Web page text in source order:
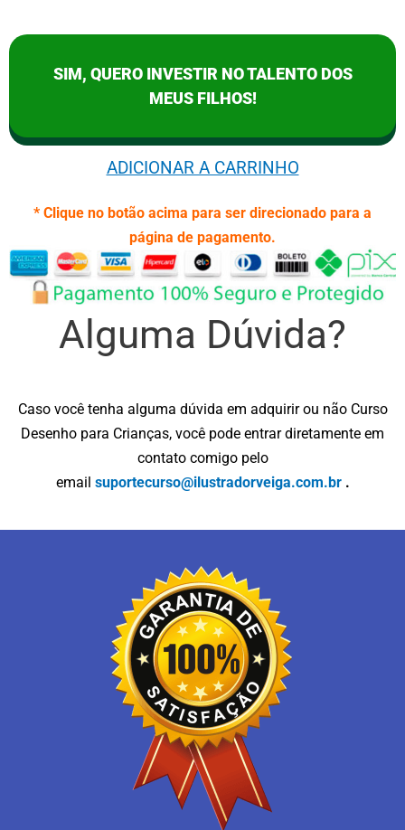
SIM, QUERO INVESTIR NO TALENTO DOS
MEUS FILHOS!
ADICIONAR A CARRINHO
* Clique no botão acima para ser direcionado para a
página de pagamento.
Alguma Dúvida?
Caso você tenha alguma dúvida em adquirir ou não Curso
Desenho para Crianças, você pode entrar diretamente em
contato comigo pelo
email suportecurso@ilustradorveiga.com.br .